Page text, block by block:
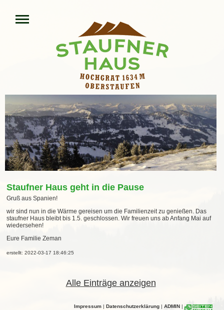
Staufner Haus geht in die Pause
Gruß aus Spanien!
wir sind nun in die Wärme gereisen um die Familienzeit zu genießen. Das
staufner Haus bleibt bis 1.5. geschlossen. Wir freuen uns ab Anfang Mai auf
wiedersehen!
Eure Familie Zeman
erstellt: 2022-03-17 18:46:25
Alle Einträge anzeigen
Impressum | Datenschutzerklärung | ADMIN |